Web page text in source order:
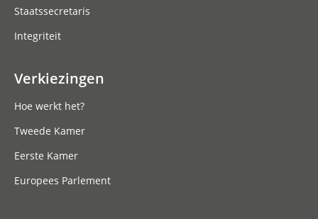
Staatssecretaris
Integriteit
Verkiezingen
Hoe werkt het?
Tweede Kamer
Eerste Kamer
Europees Parlement